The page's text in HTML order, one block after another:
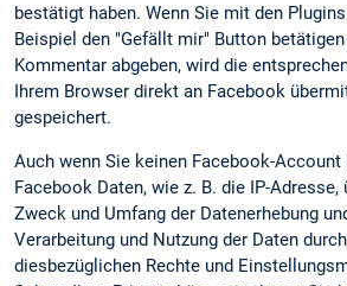
bestätigt haben. Wenn Sie mit den
Beispiel den "Gefällt mir" Button
Kommentar abgeben, wird die
Ihrem Browser direkt an Facebook
gespeichert.
Auch wenn Sie keinen Facebook-Account
Facebook Daten, wie z. B. die IP-Adresse,
Zweck und Umfang der Datenerhebung
Verarbeitung und Nutzung der Daten
diesbezüglichen Rechte und